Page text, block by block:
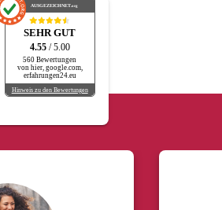
AUSGEZEICHNET.org
SEHR GUT
4.55 / 5.00
560 Bewertungen
von hier, google.com,
erfahrungen24.eu
Hinweis zu den Bewertungen